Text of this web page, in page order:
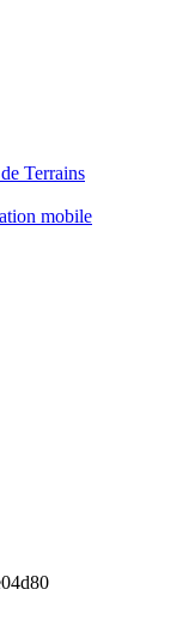
Terrains
mobile